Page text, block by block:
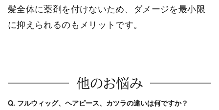
髪全体に薬剤を付けないため、ダメージを最小限
に抑えられるのもメリットです。
他のお悩み
Q. フルウィッグ、ヘアピース、カツラの違いは何ですか？